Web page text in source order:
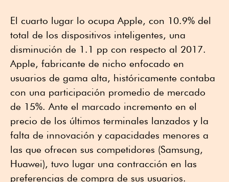
El cuarto lugar lo ocupa Apple, con 10.9% del
total de los dispositivos inteligentes, una
disminución de 1.1 pp con respecto al 2017.
Apple, fabricante de nicho enfocado en
usuarios de gama alta, históricamente contaba
con una participación promedio de mercado
de 15%. Ante el marcado incremento en el
precio de los últimos terminales lanzados y la
falta de innovación y capacidades menores a
las que ofrecen sus competidores (Samsung,
Huawei), tuvo lugar una contracción en las
preferencias de compra de sus usuarios.